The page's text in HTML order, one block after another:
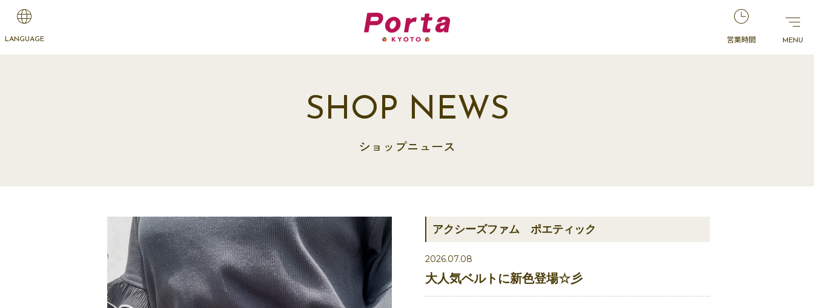
LANGUAGE 営業時間
SHOP NEWS
ショップニュース
アクシーズファム ポエティック
2026.07.08
大人気ベルトに新色登場☆彡